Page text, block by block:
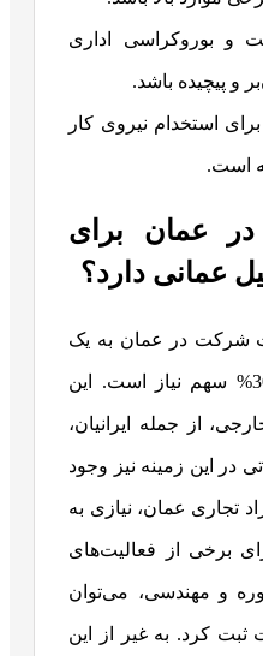
و بوروکراسی اداری
و پیچیده باشد.
استخدام نیروی کار
است.
عمان برای
عمانی دارد؟
شرکت در عمان به یک
شریک عمانی با حداقل 30% سهم نیاز است. این
از جمله ایرانیان،
در این زمینه نیز وجود
تجاری عمان، نیازی به
برخی از فعالیت‌های
و مهندسی، می‌توان
کرد. به غیر از این